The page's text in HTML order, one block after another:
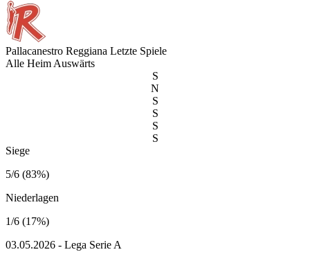
Pallacanestro Reggiana Letzte Spiele
Alle Heim Auswärts
S
N
S
S
S
S
Siege
5/6 (83%)
Niederlagen
1/6 (17%)
03.05.2026 - Lega Serie A